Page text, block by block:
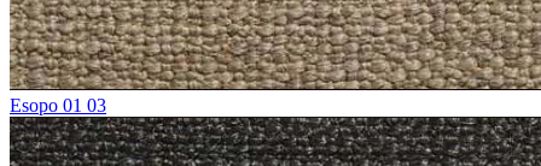
Esopo 01 03